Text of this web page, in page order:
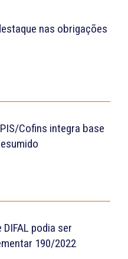
nas obrigações
Cofins integra base
podia ser
190/2022